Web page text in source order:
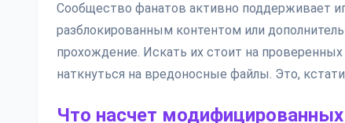
Сообщество фанатов активно поддерживает
разблокированным контентом или
прохождение. Искать их стоит на
наткнуться на вредоносные файлы. Это,
Что насчет модифицированных